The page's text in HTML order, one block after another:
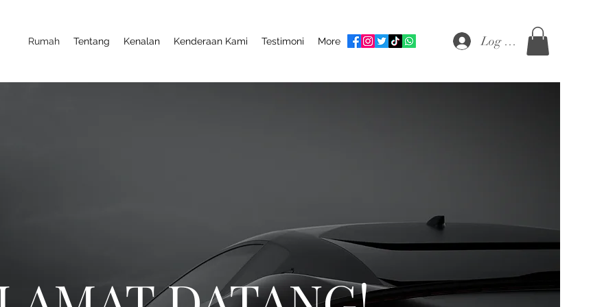
Rumah Tentang Kenalan Kenderaan Kami Testimoni More Log Masuk